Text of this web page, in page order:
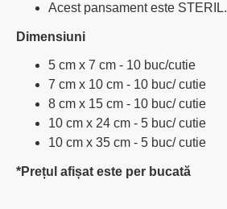
Acest pansament este STERIL.
Dimensiuni
5 cm x 7 cm - 10 buc/cutie
7 cm x 10 cm - 10 buc/ cutie
8 cm x 15 cm - 10 buc/ cutie
10 cm x 24 cm - 5 buc/ cutie
10 cm x 35 cm - 5 buc/ cutie
*Prețul afișat este per bucată